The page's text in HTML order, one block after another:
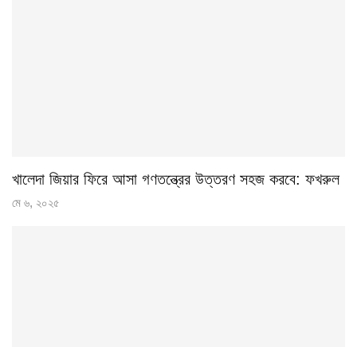
খালেদা জিয়ার ফিরে আসা গণতন্ত্রের উত্তরণ সহজ করবে: ফখরুল
মে ৬, ২০২৫